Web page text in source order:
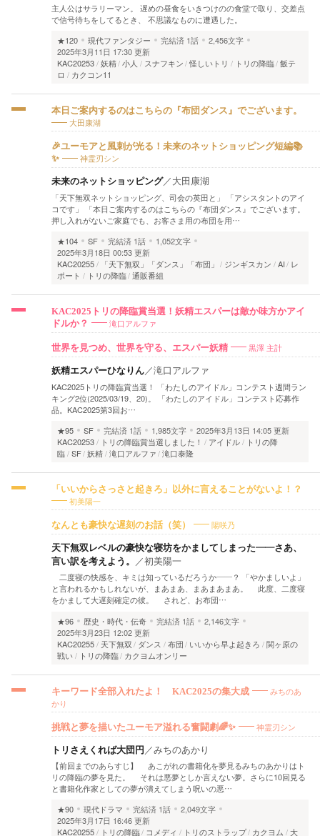
主人公はサラリーマン。 遅めの昼食をいきつけのの食堂で取り、交差点
で信号待ちをしてるとき、 不思議なものに遭遇した。
★120
現代ファンタジー 完結済 1話
2,456文字
2025年3月11日 17:30 更新
KAC20253 妖精 小人 スナフキン 怪しいトリ トリの降臨 飯テ
ロ
カクコン11
本日ご案内するのはこちらの『布団ダンス』でございます。
大田康湖
🎉ユーモアと風刺が光る！未来のネットショッピング短編📚
✨
神霊刃シン
未来のネットショッピング／大田康湖
「天下無双ネットショッピング、司会の英田と」 「アシスタントのアイ
コです」 「本日ご案内するのはこちらの『布団ダンス』でございます。
押し入れがないご家庭でも、お客さま用の布団を用…
★104
SF 完結済 1話
1,052文字
2025年3月18日 00:53 更新
KAC20255
「天下無双」「ダンス」「布団」 ジンギスカン AI
レ
ポート
トリの降臨 通販番組
KAC2025トリの降臨賞当選！妖精エスパーは敵か味方かアイ
ドルか？
滝口アルファ
世界を見つめ、世界を守る、エスパー妖精 黒澤 主計
妖精エスパーひなりん／滝口アルファ
KAC2025トリの降臨賞当選！ 「わたしのアイドル」コンテスト週間ラン
キング2位(2025/03/19、20)。 「わたしのアイドル」コンテスト応募作
品。KAC2025第3回お…
★95
SF 完結済 1話 1,985文字
2025年3月13日 14:05 更新
KAC20253
トリの降臨賞当選しました！ アイドル
トリの降
臨 SF 妖精 滝口アルファ 滝口泰隆
「いいからさっさと起きろ」以外に言えることがないよ！？
初美陽一
なんとも豪快な遅刻のお話（笑） 陽咲乃
天下無双レベルの豪快な寝坊をかましてしまった――さあ、
言い訳を考えよう。 ／初美陽一
二度寝の快感を、キミは知っているだろうか――？ 「やかましいよ」
と言われるかもしれないが、まあまあ、まあまあまあ。 此度、二度寝
をかまして大遅刻確定の彼。 されど、お布団…
★96
歴史・時代・伝奇 完結済 1話
2,146文字
2025年3月23日 12:02 更新
KAC20255
天下無双 ダンス 布団 いいから早よ起きろ
関ヶ原の
戦い
トリの降臨 カクヨムオンリー
キーワード全部入れたよ！ KAC2025の集大成
みちのあ
かり
挑戦と夢を描いたユーモア溢れる奮闘劇🌈✨ 神霊刃シン
トリさえくれば大団円 ／みちのあかり
【前回までのあらすじ】 あこがれの書籍化を夢見るみちのあかりはト
リの降臨の夢を見た。 それは悪夢としか言えない夢。さらに10回見る
と書籍化作家としての夢が潰えてしまう呪いの悪…
★90
現代ドラマ 完結済 1話
2,049文字
2025年3月17日 16:46 更新
KAC20255
トリの降臨 コメディ トリのストラップ カクヨム 大